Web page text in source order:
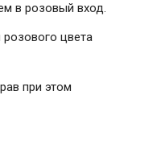
в розовый вход.
цвета
при этом